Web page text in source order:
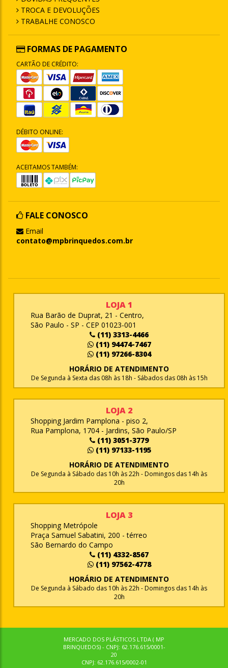
TROCA E DEVOLUÇÕES
TRABALHE CONOSCO
FORMAS DE PAGAMENTO
CARTÃO DE CRÉDITO:
DÉBITO ONLINE:
ACEITAMOS TAMBÉM:
FALE CONOSCO
Email
contato@mpbrinquedos.com.br
LOJA 1
Rua Barão de Duprat, 21 - Centro,
São Paulo - SP - CEP 01023-001
(11) 3313-4466
(11) 94474-7467
(11) 97266-8304
HORÁRIO DE ATENDIMENTO
De Segunda à Sexta das 08h às 18h - Sábados das 08h às 15h
LOJA 2
Shopping Jardim Pamplona - piso 2,
Rua Pamplona, 1704 - Jardins, São Paulo/SP
(11) 3051-3779
(11) 97133-1195
HORÁRIO DE ATENDIMENTO
De Segunda à Sábado das 10h às 22h - Domingos das 14h às
20h
LOJA 3
Shopping Metrópole
Praça Samuel Sabatini, 200 - térreo
São Bernardo do Campo
(11) 4332-8567
(11) 97562-4778
HORÁRIO DE ATENDIMENTO
De Segunda à Sábado das 10h às 22h - Domingos das 14h às
20h
MERCADO DOS PLÁSTICOS LTDA ( MP
BRINQUEDOS) - CNPJ: 62.176.615/0001-
20
CNPJ: 62.176.615/0002-01